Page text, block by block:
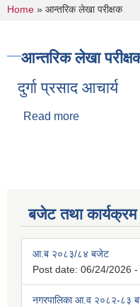
You are here
Home » आन्तरिक लेखा परीक्षक
आन्तरिक लेखा
दुर्गा प्रसाद आचार्य
Read more
बजेट तथा कार्यक्रम
आ.ब २०८३/८४ बजेट
Post date: 06/24/2026 -
नगरपालिका आ.व २०८२-८३